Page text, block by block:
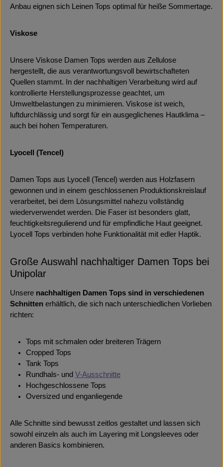
Anbau eignen sich Leinen Tops optimal für heiße Sommertage.
Viskose
Unsere Viskose Damen Tops werden aus Zellulose
hergestellt, die aus verantwortungsvoll bewirtschafteten
Quellen stammt. In der nachhaltigen Verarbeitung wird auf
kontrollierte Herstellungsprozesse geachtet, um
Umweltbelastungen zu minimieren. Viskose ist weich,
luftdurchlässig und sorgt für ein ausgeglichenes Hautklima –
auch bei hohen Temperaturen.
Lyocell (Tencel)
Damen Tops aus Lyocell (Tencel) werden aus Holzfasern
gewonnen und in einem geschlossenen Produktionskreislauf
verarbeitet, bei dem Lösungsmittel nahezu vollständig
wiederverwendet werden. Die Faser ist besonders glatt,
feuchtigkeitsregulierend und für empfindliche Haut geeignet.
Lyocell Tops verbinden hohe Funktionalität mit edler Haptik.
Große Auswahl nachhaltiger Damen Tops bei
Unipolar
Unsere nachhaltigen Damen Tops sind in verschiedenen
Schnitten erhältlich, die sich nach unterschiedlichen Vorlieben
richten:
Tops mit schmalen oder breiteren Trägern
Cropped Tops
Tank Tops
Rundhals- und V-Ausschnitte
Hochgeschlossene Tops
Oversized und enganliegende
Alle Schnitte sind bewusst zeitlos gestaltet und lassen sich
sowohl einzeln als auch im Layering mit Longsleeves oder
anderen Basics kombinieren.